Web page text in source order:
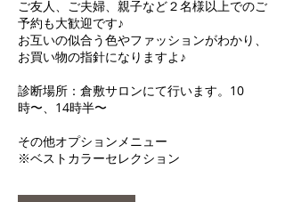
ご友人、ご夫婦、親子など２名様以上でのご
予約も大歓迎です♪
お互いの似合う色やファッションがわかり、
お買い物の指針になりますよ♪
診断場所：倉敷サロンにて行います。10
時〜、14時半〜
その他オプションメニュー
※ベストカラーセレクション